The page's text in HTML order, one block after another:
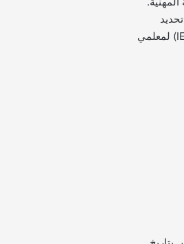
مستوى اللغة الإنجليزية (IELTS – TOEFL) لمعلمي